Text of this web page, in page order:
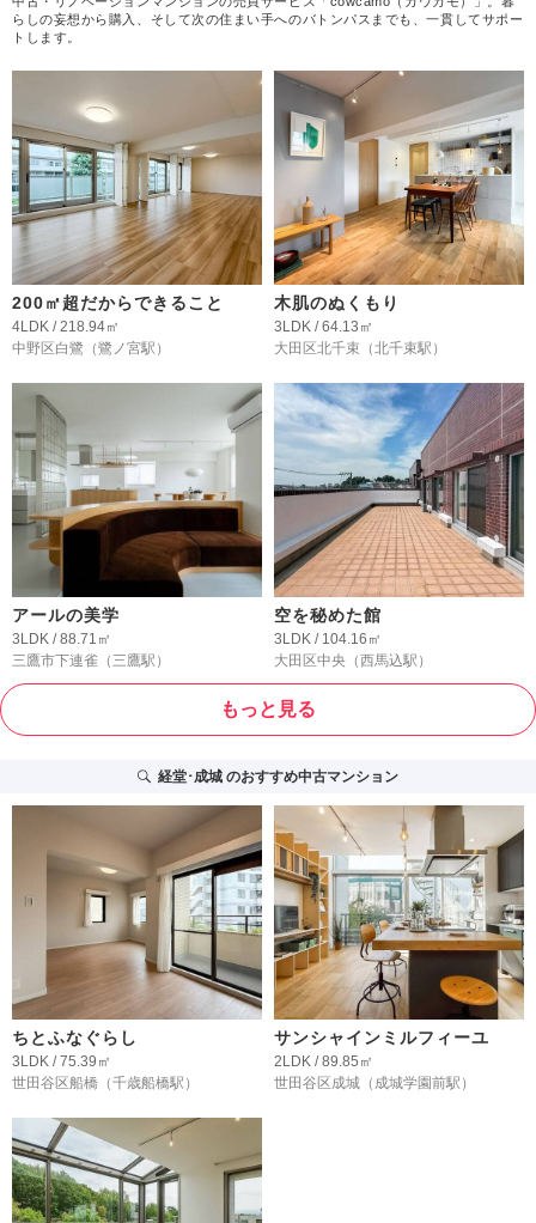
らしの妄想から購入、そして次の住まい手へのバトンパスまでも、一貫してサポー
トします。
200㎡超だからできること
4LDK / 218.94㎡
中野区白鷺 （鷺ノ宮駅）
木肌のぬくもり
3LDK / 64.13㎡
大田区北千束 （北千束駅）
アールの美学
3LDK / 88.71㎡
三鷹市下連雀 （三鷹駅）
空を秘めた館
3LDK / 104.16㎡
大田区中央 （西馬込駅）
もっと見る
経堂･成城のおすすめ中古マンション
ちとふなぐらし
3LDK / 75.39㎡
世田谷区船橋 （千歳船橋駅）
サンシャインミルフィーユ
2LDK / 89.85㎡
世田谷区成城 （成城学園前駅）